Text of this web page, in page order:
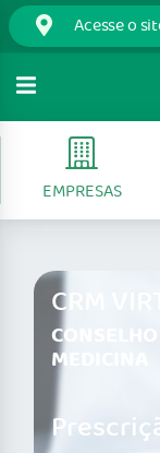
EMPRESAS
CRM
CONSELHO
MEDICINA